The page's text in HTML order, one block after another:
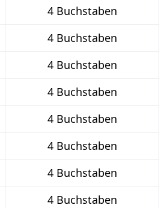
4 Buchstaben
4 Buchstaben
4 Buchstaben
4 Buchstaben
4 Buchstaben
4 Buchstaben
4 Buchstaben
4 Buchstaben